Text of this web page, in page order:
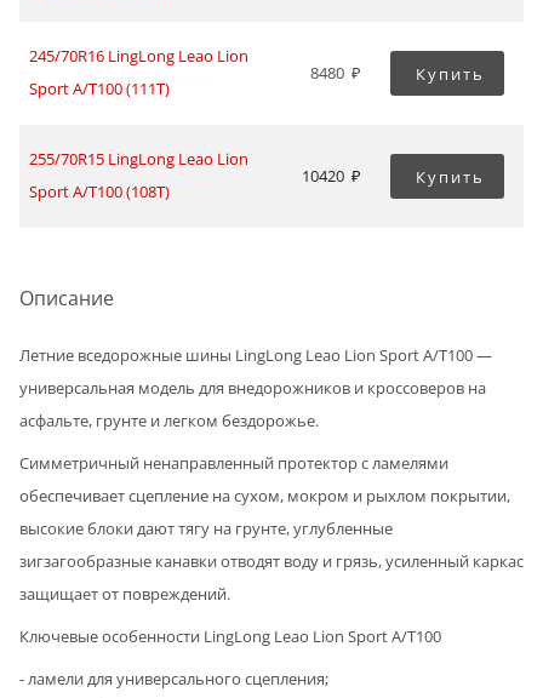
245/70R16 LingLong Leao Lion
Sport A/T100 (111T)
8480 Купить
255/70R15 LingLong Leao Lion
Sport A/T100 (108T)
10420 Купить
Описание
Летние вседорожные шины LingLong Leao Lion Sport A/T100 —
универсальная модель для внедорожников и кроссоверов на
асфальте, грунте и легком бездорожье.
Симметричный ненаправленный протектор с ламелями
обеспечивает сцепление на сухом, мокром и рыхлом покрытии,
высокие блоки дают тягу на грунте, углубленные
зигзагообразные канавки отводят воду и грязь, усиленный каркас
защищает от повреждений.
Ключевые особенности LingLong Leao Lion Sport A/T100
- ламели для универсального сцепления;